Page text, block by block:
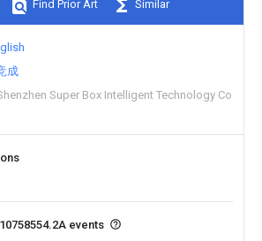
Find Prior Art Similar
成
Super Box Intelligent Technology Co
events